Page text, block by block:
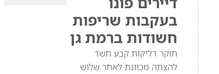
בעקבות שריפות
חשודות ברמת גן
חוקר דליקות קבע חשד
להצתה מכוונת לאחר שלוש